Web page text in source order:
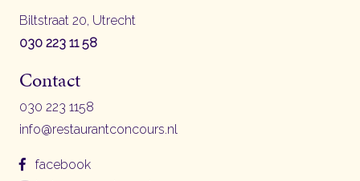
Biltstraat 20, Utrecht
030 223 11 58
Contact
030 223 1158
info@restaurantconcours.nl
facebook